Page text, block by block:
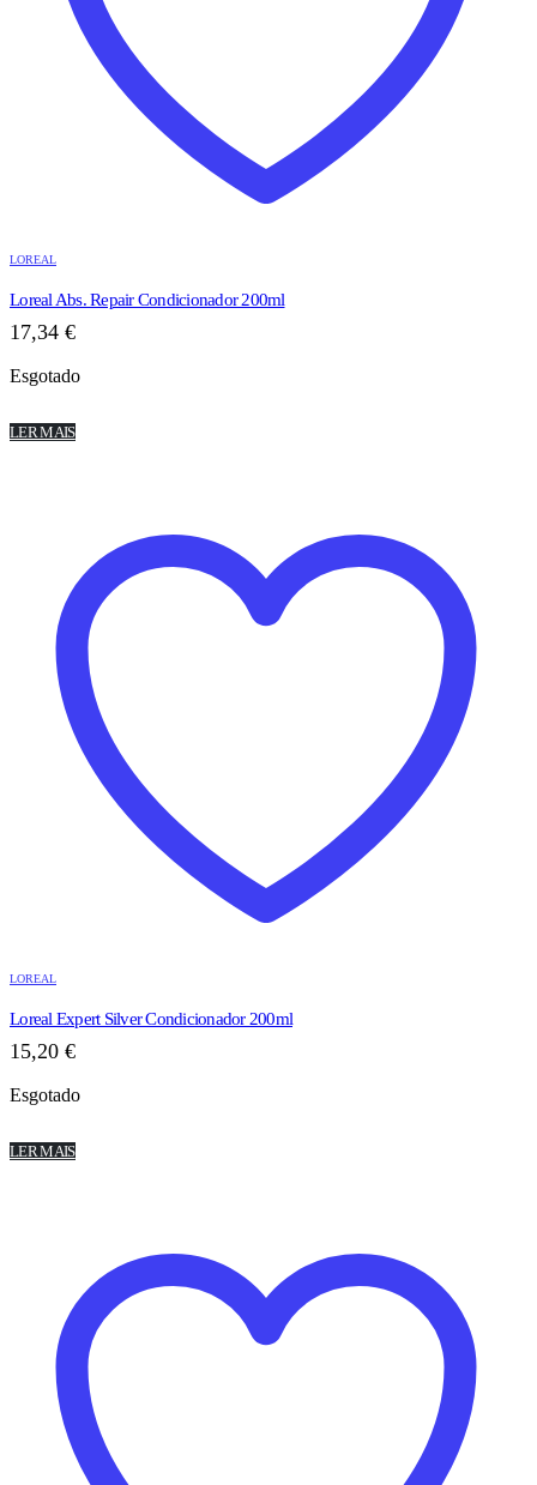
LOREAL
Loreal Abs. Repair Condicionador 200ml
17,34 €
Esgotado
LER MAIS
LOREAL
Loreal Expert Silver Condicionador 200ml
15,20 €
Esgotado
LER MAIS